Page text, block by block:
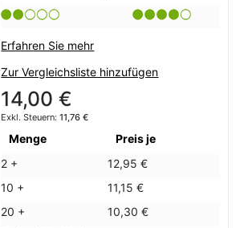
Erfahren Sie mehr
Zur Vergleichsliste hinzufügen
14,00 €
11,76 €
Menge
Preis je
2 +
12,95 €
10 +
11,15 €
20 +
10,30 €